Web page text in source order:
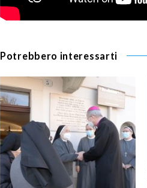
Potrebbero interessarti